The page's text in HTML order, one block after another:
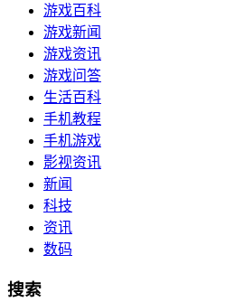
游戏百科
游戏新闻
游戏资讯
游戏问答
生活百科
手机教程
手机游戏
影视资讯
新闻
科技
资讯
数码
搜索